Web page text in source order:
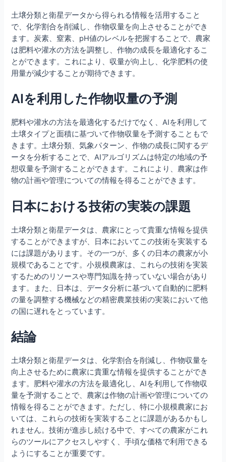
土壌分類と衛星データから得られる情報を活用すること
で、化学割合を削減し、作物収量を向上させることができ
ます。炭素、窒素、pH値のレベルを把握することで、農家
は肥料や灌水の方法を調整し、作物の成長を最適化するこ
とができます。これにより、収量が向上し、化学肥料の使
用量が減少することが期待できます。
AIを利用した作物収量の予測
肥料や灌水の方法を最適化するだけでなく、AIを利用して
土壌タイプと面積に基づいて作物収量を予測することもで
きます。土壌分類、気象パターン、作物の成長に関するデ
ータを分析することで、AIアルゴリズムは特定の地域の予
想収量を予測することができます。これにより、農家は作
物の計画や管理についての情報を得ることができます。
日本における技術の実装の課題
土壌分類と衛星データは、農家にとって貴重な情報を提供
することができますが、日本においてこの技術を実装する
には課題があります。その一つが、多くの日本の農家が小
規模であることです。小規模農家は、これらの技術を実装
するためのリソースや専門知識を持っていない場合があり
ます。また、日本は、データ分析に基づいて自動的に肥料
の量を調整する機械などの精密農業技術の実装において他
の国に遅れをとっています。
結論
土壌分類と衛星データは、化学割合を削減し、作物収量を
向上させるために農家に貴重な情報を提供することができ
ます。肥料や灌水の方法を最適化し、AIを利用して作物収
量を予測することで、農家は作物の計画や管理についての
情報を得ることができます。ただし、特に小規模農家にお
いては、これらの技術を実装することに課題があるかもし
れません。技術が進歩し続ける中で、すべての農家がこれ
らのツールにアクセスしやすく、手頃な価格で利用できる
ようにすることが重要です。